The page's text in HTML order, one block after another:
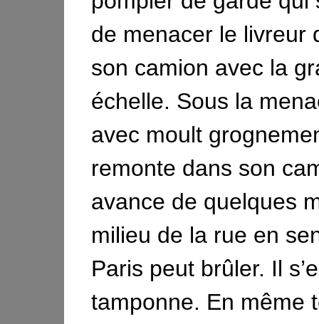
de menacer le livreur
son camion avec la
échelle. Sous la
avec moult
remonte dans son
avance de quelques
milieu de la rue en
Paris peut brûler. Il
tamponne. En même